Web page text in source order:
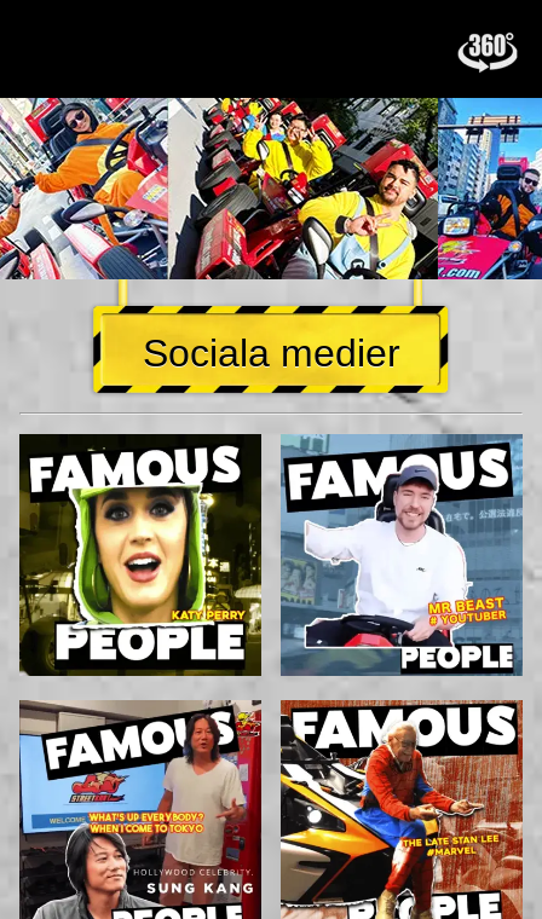
Sociala medier